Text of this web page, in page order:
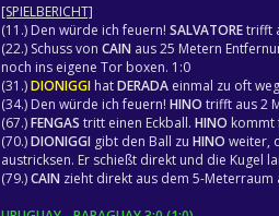
[SPIELBERICHT]
(11.) Den würde ich feuern! SALVATOREtrifft
(22.) Schuss von CAIN aus 25 Metern
noch ins eigene Tor boxen. 1:0
(31.)DIONIGGI hatDERADA einmal zu oft
(34.) Den würde ich feuern! HINO trifft aus 2
(67.)FENGAS tritt einen Eckball. HINO kommt
(70.)DIONIGGI gibt den Ball zu HINO weiter,
austricksen. Er schießt direkt und die Kugel
(79.)CAIN zieht direkt aus dem 5-